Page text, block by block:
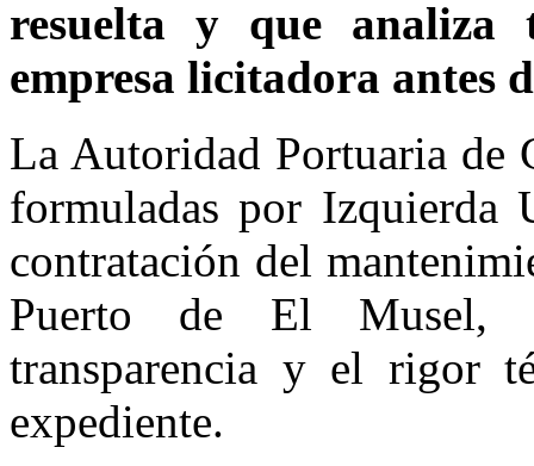
resuelta y que analiza
empresa licitadora antes
La Autoridad Portuaria de
formuladas por Izquierda
contratación del
Puerto de El Musel,
transparencia y el rigor
expediente.